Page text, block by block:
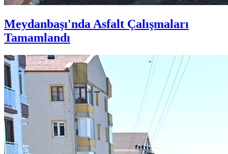
Meydanbaşı'nda Asfalt Çalışmaları
Tamamlandı